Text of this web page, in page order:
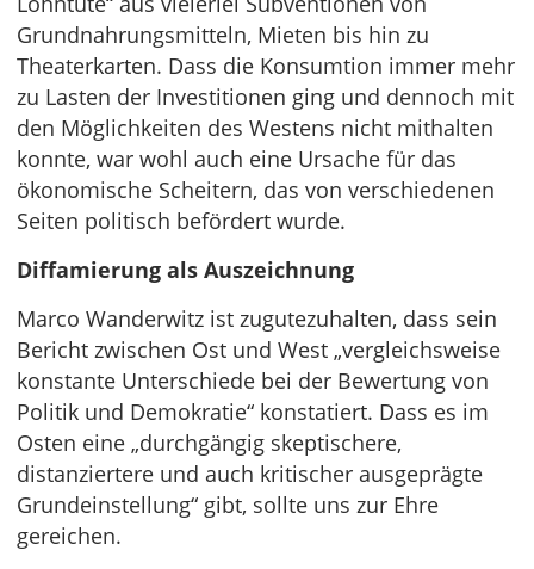
Grundnahrungsmitteln, Mieten bis hin zu
Theaterkarten. Dass die Konsumtion immer mehr
zu Lasten der Investitionen ging und dennoch mit
den Möglichkeiten des Westens nicht mithalten
konnte, war wohl auch eine Ursache für das
ökonomische Scheitern, das von verschiedenen
Seiten politisch befördert wurde.
Diffamierung als Auszeichnung
Marco Wanderwitz ist zugutezuhalten, dass sein
Bericht zwischen Ost und West „vergleichsweise
konstante Unterschiede bei der Bewertung von
Politik und Demokratie“ konstatiert. Dass es im
Osten eine „durchgängig skeptischere,
distanziertere und auch kritischer ausgeprägte
Grundeinstellung“ gibt, sollte uns zur Ehre
gereichen.